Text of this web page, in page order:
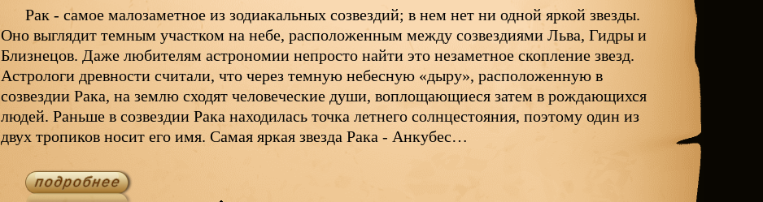
Рак - самое малозаметное из зодиакальных созвездий; в нем нет ни одной яркой звезды.
Оно выглядит темным участком на небе, расположенным между созвездиями Льва, Гидры и
Близнецов. Даже любителям астрономии непросто найти это незаметное скопление звезд.
Астрологи древности считали, что через темную небесную «дыру», расположенную в
созвездии Рака, на землю сходят человеческие души, воплощающиеся затем в рождающихся
людей. Раньше в созвездии Рака находилась точка летнего солнцестояния, поэтому один из
двух тропиков носит его имя. Самая яркая звезда Рака - Анкубес…